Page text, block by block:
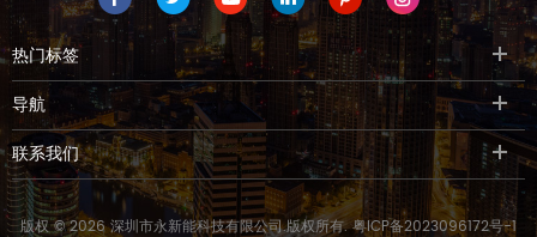
热门标签
导航
联系我们
版权 © 2026 深圳市永新能科技有限公司.版权所有.粤ICP备2023096172号-1